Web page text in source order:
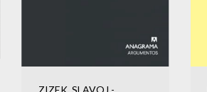
ZIZEK, SLAVOJ -